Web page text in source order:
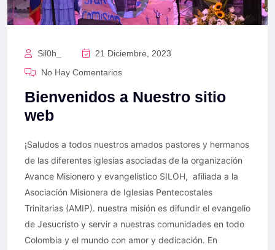
Sil0h_
21 Diciembre, 2023
No Hay Comentarios
Bienvenidos a Nuestro sitio
web
¡Saludos a todos nuestros amados pastores y hermanos
de las diferentes iglesias asociadas de la organización
Avance Misionero y evangelístico SILOH, afiliada a la
Asociación Misionera de Iglesias Pentecostales
Trinitarias (AMIP). nuestra misión es difundir el evangelio
de Jesucristo y servir a nuestras comunidades en todo
Colombia y el mundo con amor y dedicación. En